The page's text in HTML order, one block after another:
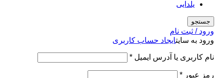
یلدایی
جستجو
ورود / ثبت نام
ورود به سایتایجاد حساب کاربری
نام کاربری یا آدرس ایمیل *الزامی
رمز عبور *الزامی